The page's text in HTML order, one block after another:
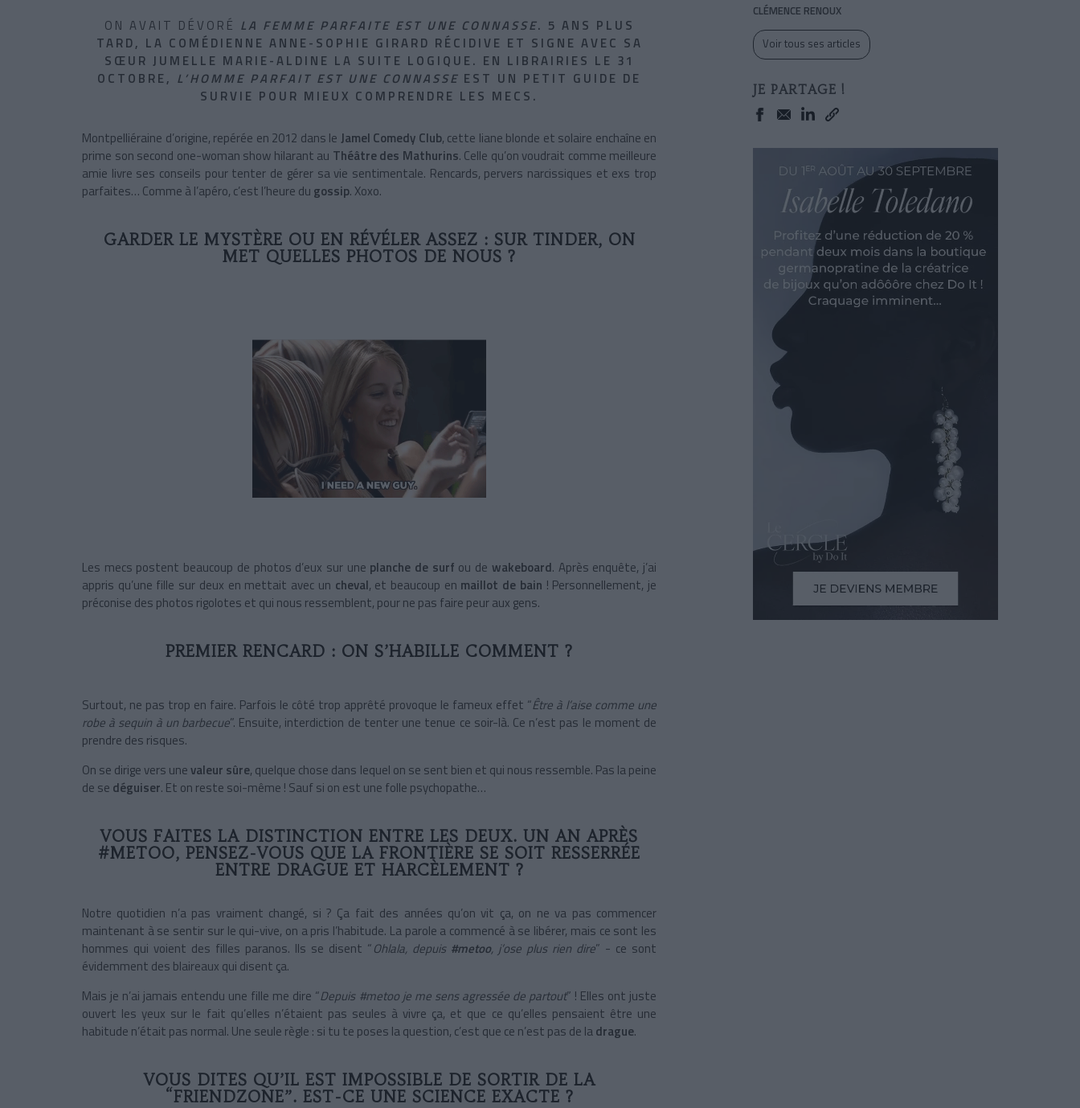
ON AVAIT DÉVORÉ LA FEMME PARFAITE EST UNE CONNASSE. 5 ANS PLUS
TARD, LA COMÉDIENNE ANNE-SOPHIE GIRARD RÉCIDIVE ET SIGNE AVEC SA
SŒUR JUMELLE MARIE-ALDINE LA SUITE LOGIQUE. EN LIBRAIRIES LE 31
OCTOBRE, L’HOMME PARFAIT EST UNE CONNASSE EST UN PETIT GUIDE DE
SURVIE POUR MIEUX COMPRENDRE LES MECS.
Montpelliéraine d’origine, repérée en 2012 dans le Jamel Comedy Club, cette liane blonde et solaire enchaîne en
prime son second one-woman show hilarant au Théâtre des Mathurins. Celle qu’on voudrait comme meilleure
amie livre ses conseils pour tenter de gérer sa vie sentimentale. Rencards, pervers narcissiques et exs trop
parfaites… Comme à l’apéro, c’est l’heure du gossip. Xoxo.
GARDER LE MYSTÈRE OU EN RÉVÉLER ASSEZ : SUR TINDER, ON
MET QUELLES PHOTOS DE NOUS ?
Les mecs postent beaucoup de photos d’eux sur une planche de surf ou de wakeboard. Après enquête, j’ai
appris qu’une fille sur deux en mettait avec un cheval, et beaucoup en maillot de bain ! Personnellement, je
préconise des photos rigolotes et qui nous ressemblent, pour ne pas faire peur aux gens.
PREMIER RENCARD : ON S’HABILLE COMMENT ?
Surtout, ne pas trop en faire. Parfois le côté trop apprêté provoque le fameux effet “Être à l’aise comme une
robe à sequin à un barbecue”. Ensuite, interdiction de tenter une tenue ce soir-là. Ce n’est pas le moment de
prendre des risques.
On se dirige vers unevaleur sûre, quelque chose dans lequel on se sent bien et qui nous ressemble. Pas la peine
de se déguiser. Et on reste soi-même ! Sauf si on est une folle psychopathe…
VOUS FAITES LA DISTINCTION ENTRE LES DEUX. UN AN APRÈS
#METOO, PENSEZ-VOUS QUE LA FRONTIÈRE SE SOIT RESSERRÉE
ENTRE DRAGUE ET HARCÈLEMENT ?
Notre quotidien n’a pas vraiment changé, si ? Ça fait des années qu’on vit ça, on ne va pas commencer
maintenant à se sentir sur le qui-vive, on a pris l’habitude. La parole a commencé à se libérer, mais ce sont les
hommes qui voient des filles paranos. Ils se disent “Ohlala, depuis #metoo, j’ose plus rien dire” - ce sont
évidemment des blaireaux qui disent ça.
Mais je n’ai jamais entendu une fille me dire “Depuis #metoo je me sens agressée de partout” ! Elles ont juste
ouvert les yeux sur le fait qu’elles n’étaient pas seules à vivre ça, et que ce qu’elles pensaient être une
habitude n’était pas normal. Une seule règle : si tu te poses la question, c’est que ce n’est pas de ladrague.
VOUS DITES QU’IL EST IMPOSSIBLE DE SORTIR DE LA
“FRIENDZONE”. EST-CE UNE SCIENCE EXACTE ?
CLÉMENCE RENOUX
Voir tous ses articles
JE PARTAGE !